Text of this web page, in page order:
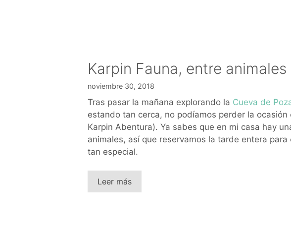
Karpin Fauna, entre
noviembre 30, 2018
Tras pasar la mañana explorando la Cueva de
estando tan cerca, no podíamos perder la
Karpin Abentura). Ya sabes que en mi casa hay
animales, así que reservamos la tarde entera
tan especial.
Leer más